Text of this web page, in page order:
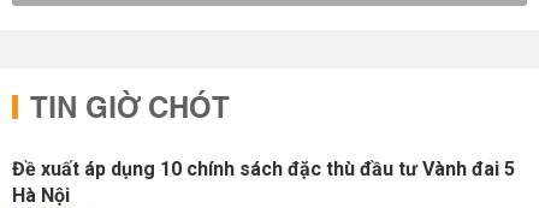
TIN GIỜ CHÓT
Đề xuất áp dụng 10 chính sách đặc thù đầu tư Vành đai 5
Hà Nội